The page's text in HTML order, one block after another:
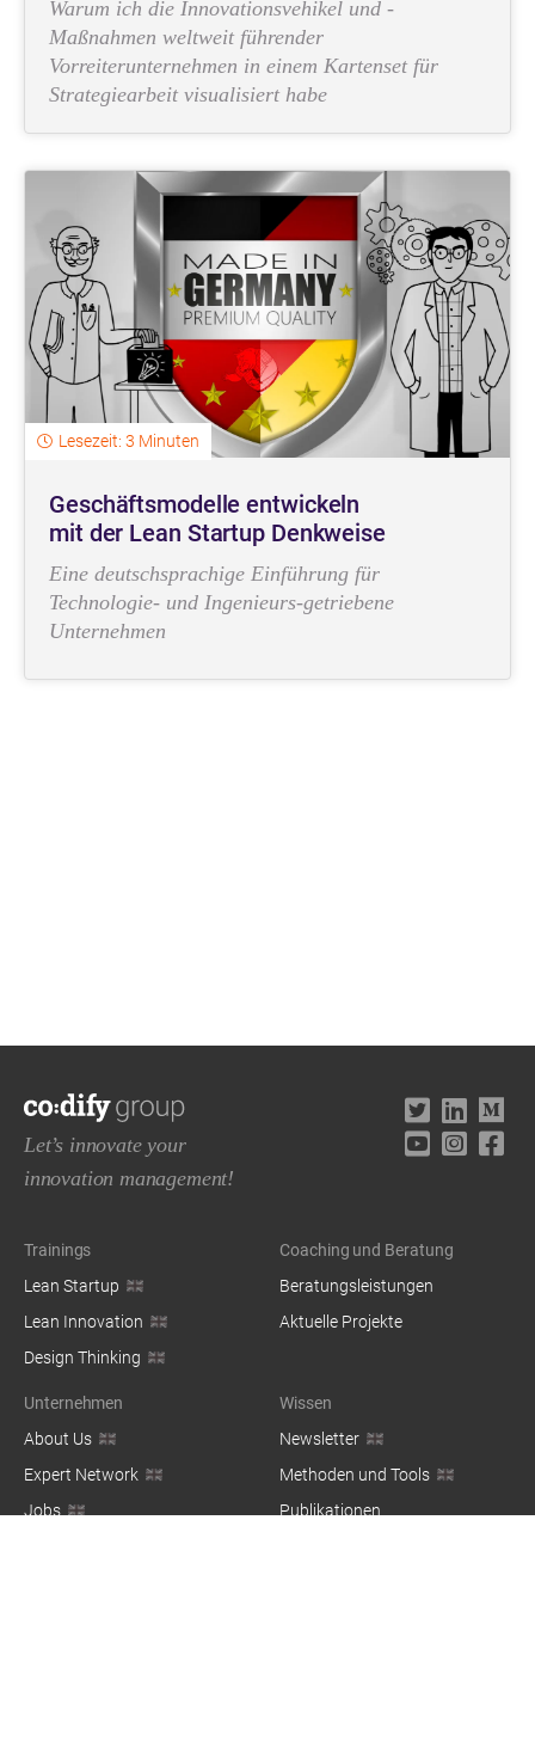
Warum ich die Innovationsvehikel und -
Maßnahmen weltweit führender
Vorreiterunternehmen in einem Kartenset für
Strategiearbeit visualisiert habe
Lesezeit: 3 Minuten
Geschäftsmodelle entwickeln
mit der Lean Startup Denkweise
Eine deutschsprachige Einführung für
Technologie- und Ingenieurs-getriebene
Unternehmen
Let’s innovate your
innovation management!
Trainings
Lean Startup
Lean Innovation
Design Thinking
Coaching und Beratung
Beratungsleistungen
Aktuelle Projekte
Unternehmen
About Us
Expert Network
Jobs
Wissen
Newsletter
Methoden und Tools
Publikationen